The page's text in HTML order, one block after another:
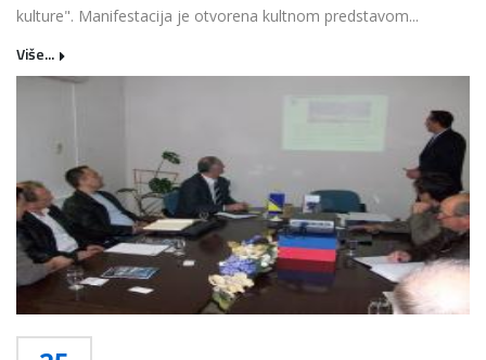
kulture". Manifestacija je otvorena kultnom predstavom...
Više...